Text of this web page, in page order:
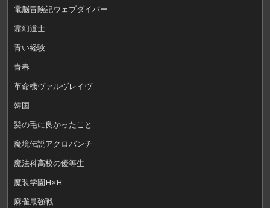
電脳冒険記ウェブダイバー
霊幻道士
青い経験
青春
革命機ヴァルヴレイヴ
韓国
髪の毛に良かったこと
魔境伝説アクロバンチ
魔法科高校の優等生
魔装学園H×H
麻雀最強戦